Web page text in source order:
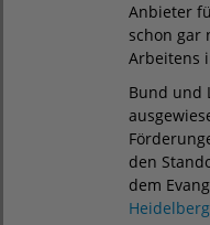
Anbieter
schon gar
Arbeitens
Bund und
den
dem
Heidelberg